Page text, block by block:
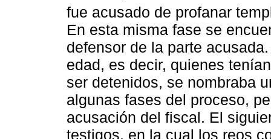
fue acusado de profanar
En esta misma fase se
defensor de la parte
edad, es decir, quienes
ser detenidos, se nombraba
algunas fases del proceso,
acusación del fiscal. El
testigos, en la cual los reos